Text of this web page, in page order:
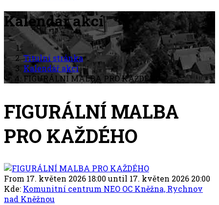
Kalendář akcí
Titulní stránka
Kalendář akcí
FIGURÁLNÍ MALBA PRO KAŽDÉHO
FIGURÁLNÍ MALBA
PRO KAŽDÉHO
From 17. květen 2026 18:00 until 17. květen 2026 20:00
Kde: Komunitní centrum NEO OC Kněžna, Rychnov
nad Kněžnou